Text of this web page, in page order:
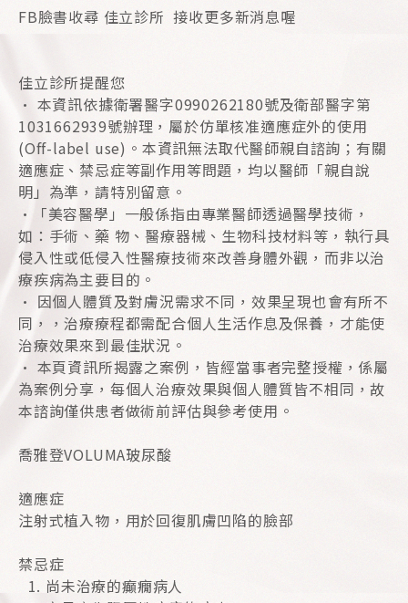
FB臉書收尋 佳立診所 接收更多新消息喔
佳立診所提醒您
• 本資訊依據衛署醫字0990262180號及衛部醫字第
1031662939號辦理，屬於仿單核准適應症外的使用
(Off-label use)。本資訊無法取代醫師親自諮詢；有關
適應症、禁忌症等副作用等問題，均以醫師「親自說
明」為準，請特別留意。
•「美容醫學」一般係指由專業醫師透過醫學技術，
如：手術、藥 物、醫療器械、生物科技材料等，執行具
侵入性或低侵入性醫療技術來改善身體外觀，而非以治
療疾病為主要目的。
• 因個人體質及對膚況需求不同，效果呈現也會有所不
同，，治療療程都需配合個人生活作息及保養，才能使
治療效果來到最佳狀況。
• 本頁資訊所揭露之案例，皆經當事者完整授權，係屬
為案例分享，每個人治療效果與個人體質皆不相同，故
本諮詢僅供患者做術前評估與參考使用。
喬雅登VOLUMA玻尿酸
適應症
注射式植入物，用於回復肌膚凹陷的臉部
禁忌症
尚未治療的癲癇病人